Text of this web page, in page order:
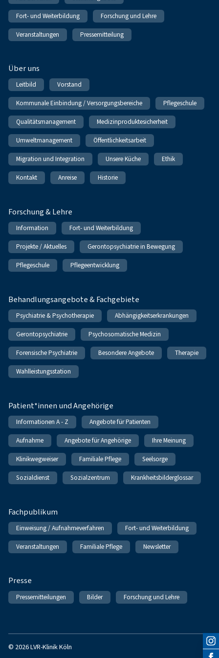
Fort- und Weiterbildung Forschung und Lehre
Veranstaltungen Pressemitteilung
Über uns
Leitbild Vorstand
Kommunale Einbindung / Versorgungsbereiche Pflegeschule
Qualitätsmanagement Medizinproduktesicherheit
Umweltmanagement Öffentlichkeitsarbeit
Migration und Integration Unsere Küche Ethik
Kontakt Anreise Historie
Forschung & Lehre
Information Fort- und Weiterbildung
Projekte / Aktuelles Gerontopsychiatrie in Bewegung
Pflegeschule Pflegeentwicklung
Behandlungsangebote & Fachgebiete
Psychiatrie & Psychotherapie Abhängigkeitserkrankungen
Gerontopsychiatrie Psychosomatische Medizin
Forensische Psychiatrie Besondere Angebote Therapie
Wahlleistungsstation
Patient*innen und Angehörige
Informationen A - Z Angebote für Patienten
Aufnahme Angebote für Angehörige Ihre Meinung
Klinikwegweiser Familiale Pflege Seelsorge
Sozialdienst Sozialzentrum Krankheitsbilderglossar
Fachpublikum
Einweisung / Aufnahmeverfahren Fort- und Weiterbildung
Veranstaltungen Familiale Pflege Newsletter
Presse
Pressemitteilungen Bilder Forschung und Lehre
© 2026 LVR-Klinik Köln